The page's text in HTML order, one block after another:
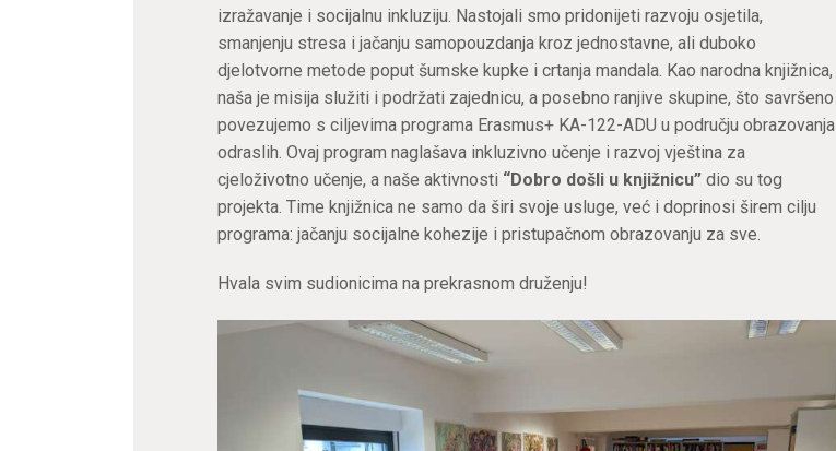
izražavanje i socijalnu inkluziju. Nastojali smo pridonijeti razvoju osjetila,
smanjenju stresa i jačanju samopouzdanja kroz jednostavne, ali duboko
djelotvorne metode poput šumske kupke i crtanja mandala. Kao narodna knjižnica,
naša je misija služiti i podržati zajednicu, a posebno ranjive skupine, što savršeno
povezujemo s ciljevima programa Erasmus+ KA-122-ADU u području obrazovanja
odraslih. Ovaj program naglašava inkluzivno učenje i razvoj vještina za
cjeloživotno učenje, a naše aktivnosti “Dobro došli u knjižnicu”dio su tog
projekta. Time knjižnica ne samo da širi svoje usluge, već i doprinosi širem cilju
programa: jačanju socijalne kohezije i pristupačnom obrazovanju za sve.
Hvala svim sudionicima na prekrasnom druženju!